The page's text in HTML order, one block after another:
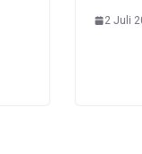
2 Juli